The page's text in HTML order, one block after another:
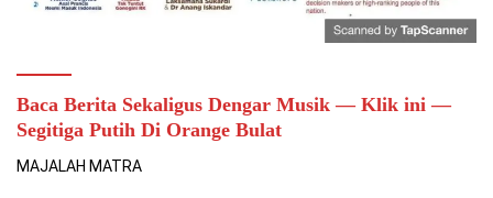
Baca Berita Sekaligus Dengar Musik — Klik ini —
Segitiga Putih Di Orange Bulat
MAJALAH MATRA